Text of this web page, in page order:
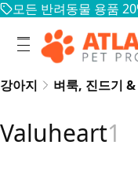
강아지 벼룩, 진드기
Valuheart1